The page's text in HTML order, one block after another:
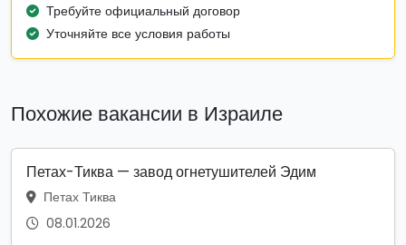
Требуйте официальный договор
Уточняйте все условия работы
Похожие вакансии в Израиле
Петах-Тиква — завод огнетушителей Эдим
Петах Тиква
08.01.2026